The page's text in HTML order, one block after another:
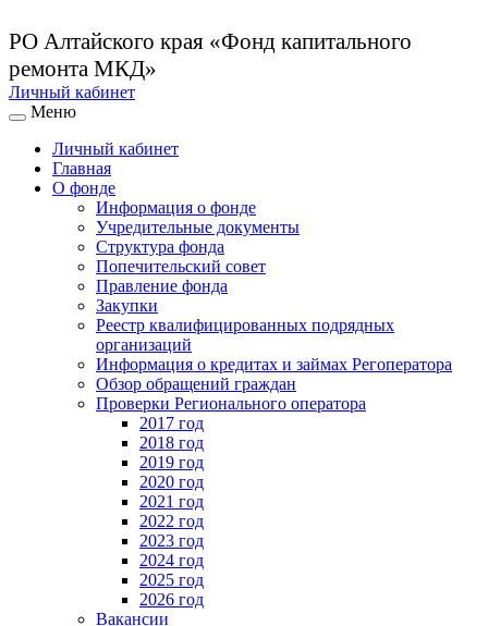
РО Алтайского края «Фонд капитального
ремонта МКД»
Личный кабинет
Меню
Личный кабинет
Главная
О фонде
Информация о фонде
Учредительные документы
Структура фонда
Попечительский совет
Правление фонда
Закупки
Реестр квалифицированных подрядных
организаций
Информация о кредитах и займах Регоператора
Обзор обращений граждан
Проверки Регионального оператора
2017 год
2018 год
2019 год
2020 год
2021 год
2022 год
2023 год
2024 год
2025 год
2026 год
Вакансии